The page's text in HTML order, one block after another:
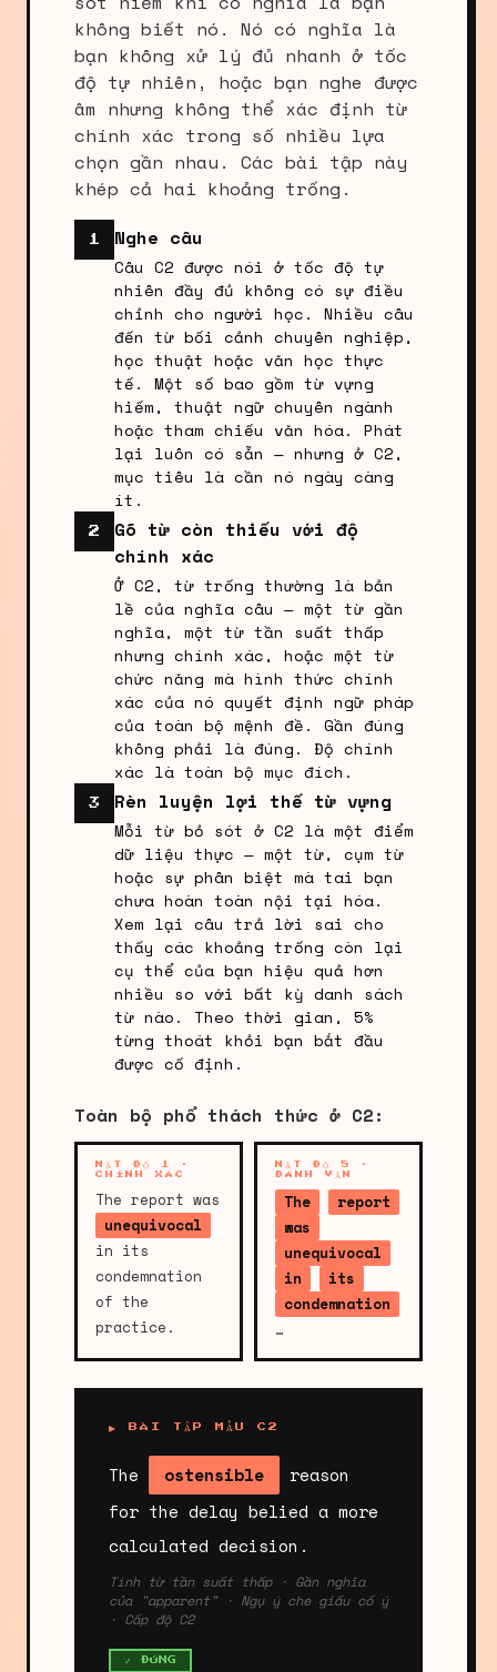
không biết nó. Nó có nghĩa là
bạn không xử lý đủ nhanh ở tốc
độ tự nhiên, hoặc bạn nghe được
âm nhưng không thể xác định từ
chính xác trong số nhiều lựa
chọn gần nhau. Các bài tập này
khép cả hai khoảng trống.
1 Nghe câu
Câu C2 được nói ở tốc độ tự
nhiên đầy đủ không có sự điều
chỉnh cho người học. Nhiều câu
đến từ bối cảnh chuyên nghiệp,
học thuật hoặc văn học thực
tế. Một số bao gồm từ vựng
hiếm, thuật ngữ chuyên ngành
hoặc tham chiếu văn hóa. Phát
lại luôn có sẵn — nhưng ở C2,
mục tiêu là cần nó ngày càng
ít.
2
Gõ từ còn thiếu với độ
chính xác
Ở C2, từ trống thường là bản
lề của nghĩa câu — một từ gần
nghĩa, một từ tần suất thấp
nhưng chính xác, hoặc một từ
chức năng mà hình thức chính
xác của nó quyết định ngữ pháp
của toàn bộ mệnh đề. Gần đúng
không phải là đúng. Độ chính
xác là toàn bộ mục đích.
3 Rèn luyện lợi thế từ vựng
Mỗi từ bỏ sót ở C2 là một điểm
dữ liệu thực — một từ, cụm từ
hoặc sự phân biệt mà tai bạn
chưa hoàn toàn nội tại hóa.
Xem lại câu trả lời sai cho
thấy các khoảng trống còn lại
cụ thể của bạn hiệu quả hơn
nhiều so với bất kỳ danh sách
từ nào. Theo thời gian, 5%
từng thoát khỏi bạn bắt đầu
được cố định.
Toàn bộ phổ thách thức ở C2:
MẬT ĐỘ 1 ·
CHÍNH XÁC
The report was
unequivocal
in its
condemnation
of the
practice.
MẬT ĐỘ 5 ·
ĐÁNH VẦN
The
report
was
unequivocal
in
its
condemnation
…
▶ BÀI TẬP MẪU C2
The ostensible
reason
for the delay belied a more
calculated decision.
Tính từ tần suất thấp · Gần nghĩa
của "apparent" · Ngụ ý che giấu cố ý
· Cấp độ C2
✓ ĐÚNG